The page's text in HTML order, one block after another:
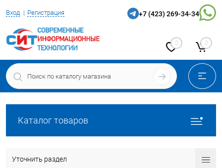
Вход Регистрация +7 (423) 269-34-34
0 0
Каталог товаров
Уточнить раздел